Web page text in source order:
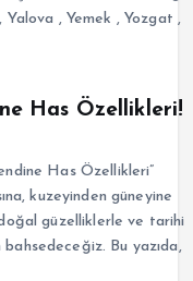
, Yalova , Yemek ,Yozgat ,
Has Özellikleri!
Has Özellikleri”
kuzeyinden güneyine
güzelliklerle ve tarihi
Bu yazıda,